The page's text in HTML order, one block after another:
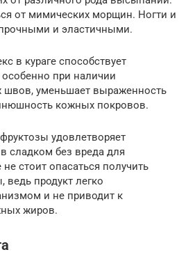
от мимических морщин. Ногти и
и эластичными.
в кураге способствует
особенно при наличии
швов, уменьшает выраженность
кожных покровов.
удовлетворяет
сладком без вреда для
стоит опасаться получить
продукт легко
и не приводит к
жиров.